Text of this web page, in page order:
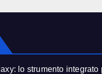
lo strumento integrato